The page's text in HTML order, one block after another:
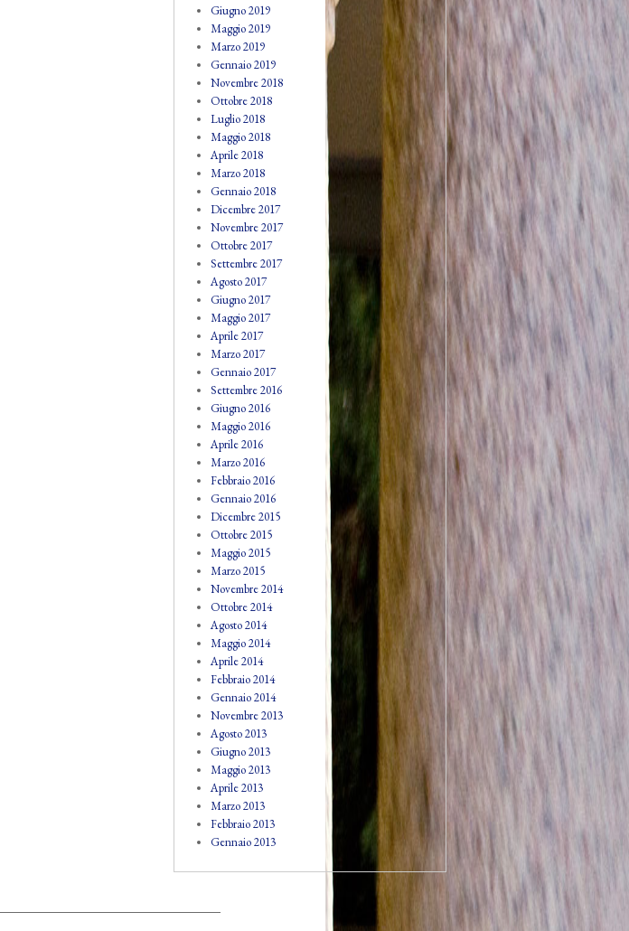
Giugno 2019
Maggio 2019
Marzo 2019
Gennaio 2019
Novembre 2018
Ottobre 2018
Luglio 2018
Maggio 2018
Aprile 2018
Marzo 2018
Gennaio 2018
Dicembre 2017
Novembre 2017
Ottobre 2017
Settembre 2017
Agosto 2017
Giugno 2017
Maggio 2017
Aprile 2017
Marzo 2017
Gennaio 2017
Settembre 2016
Giugno 2016
Maggio 2016
Aprile 2016
Marzo 2016
Febbraio 2016
Gennaio 2016
Dicembre 2015
Ottobre 2015
Maggio 2015
Marzo 2015
Novembre 2014
Ottobre 2014
Agosto 2014
Maggio 2014
Aprile 2014
Febbraio 2014
Gennaio 2014
Novembre 2013
Agosto 2013
Giugno 2013
Maggio 2013
Aprile 2013
Marzo 2013
Febbraio 2013
Gennaio 2013